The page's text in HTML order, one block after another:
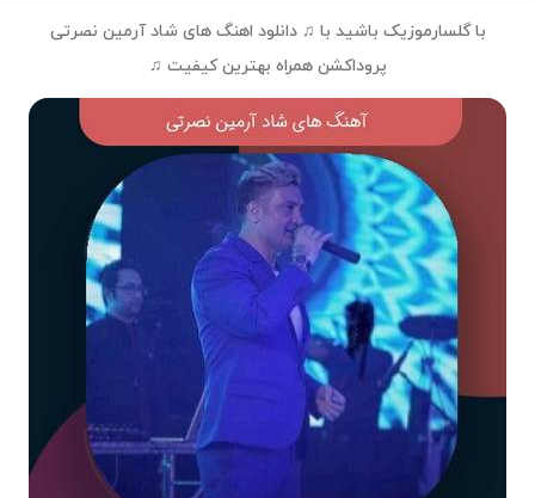
با گلسارموزیک باشید با ♫دانلود اهنگ های شاد آرمین نصرتی
پروداکشن همراه بهترین کیفیت ♫